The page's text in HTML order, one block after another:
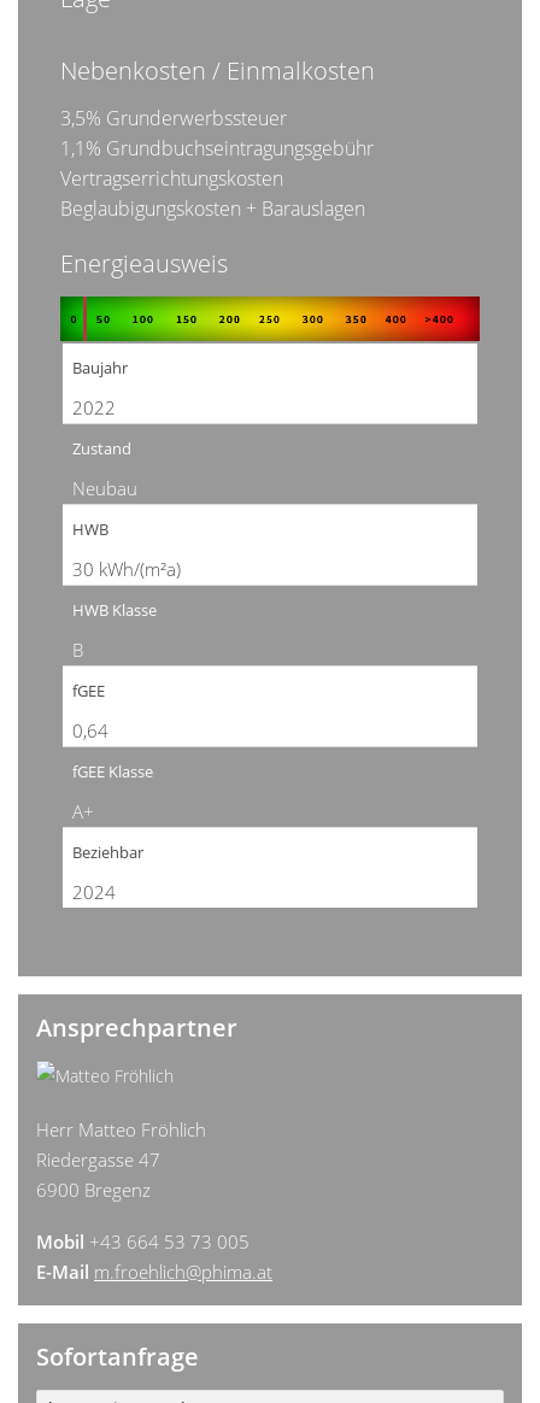
Nebenkosten / Einmalkosten
3,5% Grunderwerbssteuer
1,1% Grundbuchseintragungsgebühr
Vertragserrichtungskosten
Beglaubigungskosten + Barauslagen
Energieausweis
Baujahr
2022
Zustand
Neubau
HWB
30 kWh/(m²a)
HWB Klasse
B
fGEE
0,64
fGEE Klasse
A+
Beziehbar
2024
Ansprechpartner
Herr Matteo Fröhlich
Riedergasse 47
6900 Bregenz
Mobil +43 664 53 73 005
E-Mail m.froehlich@phima.at
Sofortanfrage